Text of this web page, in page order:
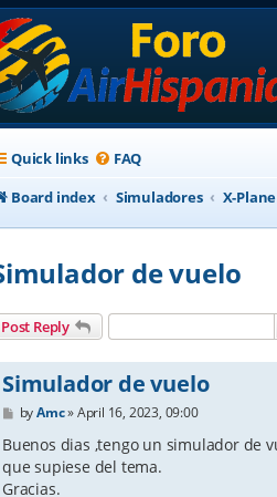
Quick links FAQ
Board index
Simuladores X-Plane
de vuelo
Post Reply
Simulador de vuelo
P
s
byAmc»April 16, 2023, 09:00
Buenos dias ,tengo un simulador de
que supiese del tema.
Gracias.